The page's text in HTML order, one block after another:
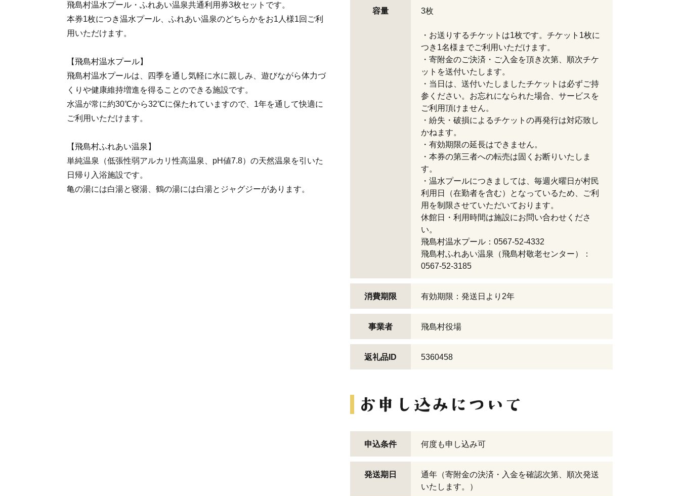
飛島村温水プール・ふれあい温泉共通利用券3枚セットです。
本券1枚につき温水プール、ふれあい温泉のどちらかをお1人様1回ご利
用いただけます。
【飛島村温水プール】
飛島村温水プールは、四季を通し気軽に水に親しみ、遊びながら体力づ
くりや健康維持増進を得ることのできる施設です。
水温が常に約30℃から32℃に保たれていますので、1年を通して快適に
ご利用いただけます。
【飛島村ふれあい温泉】
単純温泉（低張性弱アルカリ性高温泉、pH値7.8）の天然温泉を引いた
日帰り入浴施設です。
亀の湯には白湯と寝湯、鶴の湯には白湯とジャグジーがあります。
容量 3枚
・お送りするチケットは1枚です。チケット1枚に
つき1名様までご利用いただけます。
・寄附金のご決済・ご入金を頂き次第、順次チケ
ットを送付いたします。
・当日は、送付いたしましたチケットは必ずご持
参ください。お忘れになられた場合、サービスを
ご利用頂けません。
・紛失・破損によるチケットの再発行は対応致し
かねます。
・有効期限の延長はできません。
・本券の第三者への転売は固くお断りいたしま
す。
・温水プールにつきましては、毎週火曜日が村民
利用日（在勤者を含む）となっているため、ご利
用を制限させていただいております。
休館日・利用時間は施設にお問い合わせくださ
い。
飛島村温水プール：0567-52-4332
飛島村ふれあい温泉（飛島村敬老センター）：
0567-52-3185
消費期限 有効期限：発送日より2年
事業者 飛島村役場
返礼品ID 5360458
申込条件 何度も申し込み可
発送期日
通年（寄附金の決済・入金を確認次第、順次発送
いたします。）